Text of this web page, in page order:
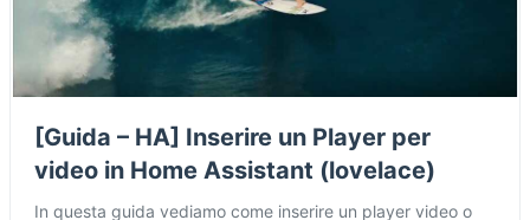
[Guida – HA] Inserire un Player per
video in Home Assistant (lovelace)
In questa guida vediamo come inserire un player video o